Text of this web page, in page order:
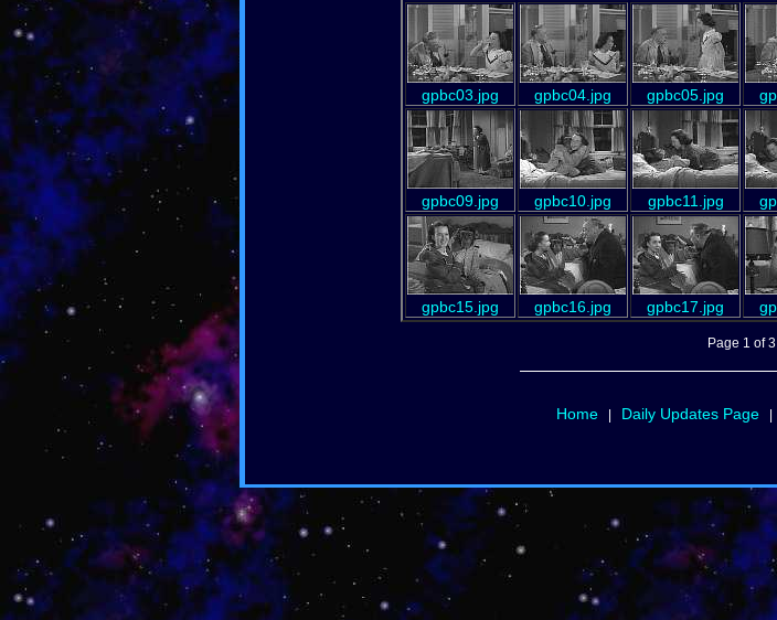
gpbc03.jpg gpbc04.jpg gpbc05.jpg
gpbc09.jpg gpbc10.jpg gpbc11.jpg
gpbc15.jpg gpbc16.jpg gpbc17.jpg
Page 1 of 3
Home| Daily Updates Page|